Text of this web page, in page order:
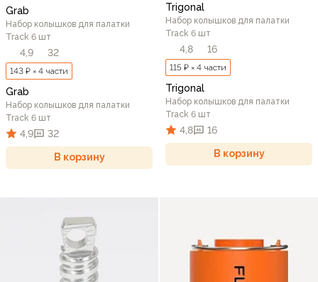
Grab
Набор колышков для палатки
Track 6 шт
4,9 32
143 ₽ × 4 части
Grab
Набор колышков для палатки
Track 6 шт
4,9 32
В корзину
Trigonal
Набор колышков для палатки
Track 6 шт
4,8 16
115 ₽ × 4 части
Trigonal
Набор колышков для палатки
Track 6 шт
4,8 16
В корзину